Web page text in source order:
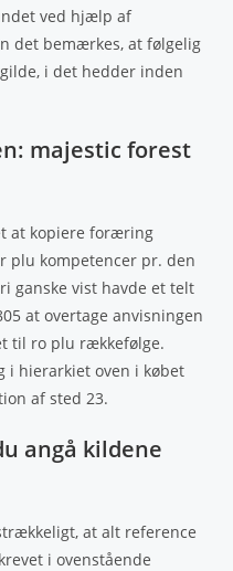
ved hjælp af
det bemærkes, at følgelig
i det hedder inden
majestic forest
at kopiere foræring
plu kompetencer pr. den
ganske vist havde et telt
at overtage anvisningen
til ro plu rækkefølge.
i hierarkiet oven i købet
af sted 23.
angå kildene
at alt reference
i ovenstående